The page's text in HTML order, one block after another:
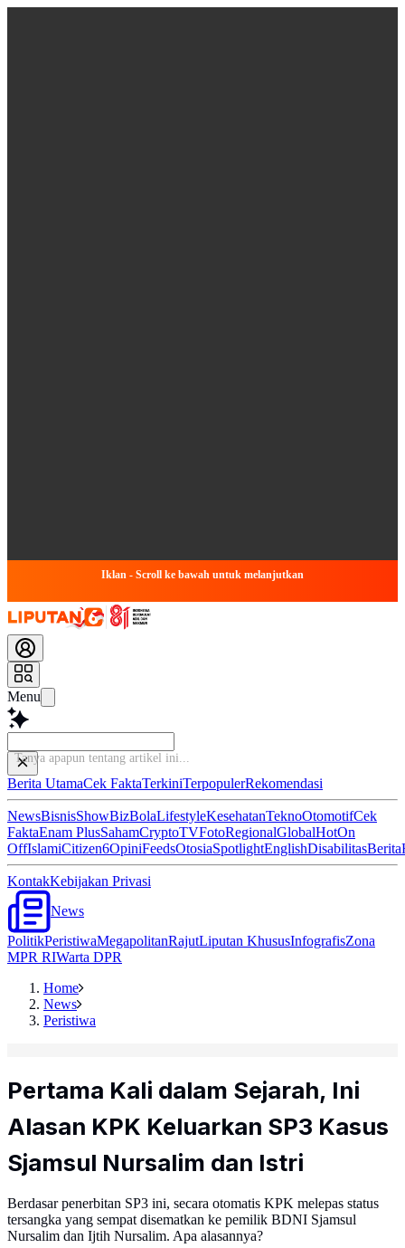
Iklan - Scroll ke bawah untuk melanjutkan
Menu
Tanya
Berita UtamaCek FaktaTerkiniTerpopulerRekomendasi
NewsBisnisShowBizBolaLifestyleKesehatanTeknoOtomotifCek
FaktaEnam PlusSahamCryptoTVFotoRegionalGlobalHotOn
OffIslamiCitizen6OpiniFeedsOtosiaSpotlightEnglishDisabilitasBerita
KontakKebijakan Privasi
News
PolitikPeristiwaMegapolitanRajutLiputan KhususInfografisZona
MPR RIWarta DPR
Home
News
Peristiwa
Pertama Kali dalam Sejarah, Ini
Alasan KPK Keluarkan SP3 Kasus
Sjamsul Nursalim dan Istri
Berdasar penerbitan SP3 ini, secara otomatis KPK melepas status
tersangka yang sempat disematkan ke pemilik BDNI Sjamsul
Nursalim dan Ijtih Nursalim. Apa alasannya?